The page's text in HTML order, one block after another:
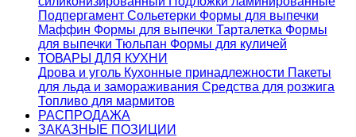
Подпергамент Сольетерки Формы для выпечки
Маффин Формы для выпечки Тарталетка Формы
для выпечки Тюльпан Формы для куличей
ТОВАРЫ ДЛЯ КУХНИ
Дрова и уголь Кухонные принадлежности Пакеты
для льда и замораживания Средства для розжига
Топливо для мармитов
РАСПРОДАЖА
ЗАКАЗНЫЕ ПОЗИЦИИ